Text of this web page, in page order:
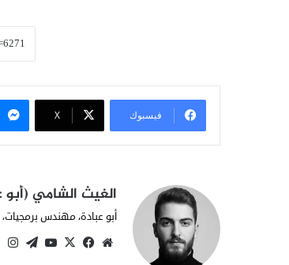
فيسبوك X
الغيث الشامي (أبو
أبو عبادة، مهندس
مو في X يوتي بينت